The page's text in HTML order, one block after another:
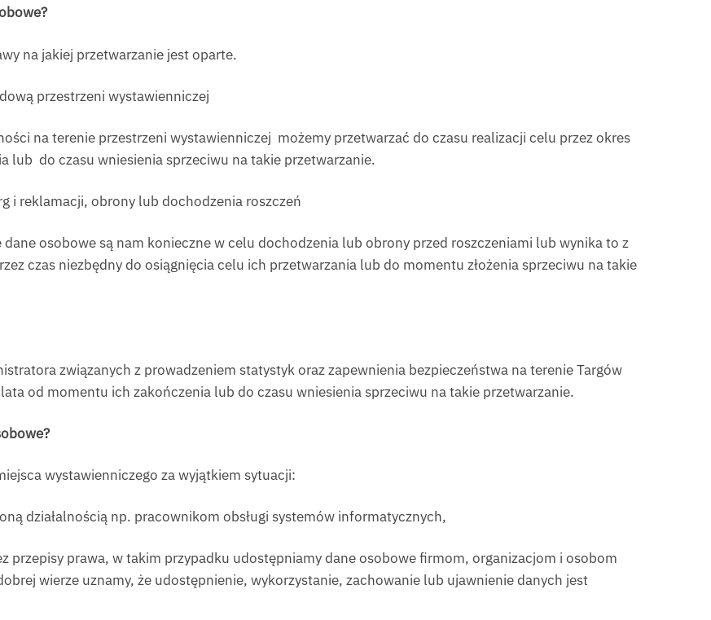
na jakiej przetwarzanie jest oparte.
przestrzeni wystawienniczej
na terenie przestrzeni wystawienniczej możemy przetwarzać do czasu realizacji celu przez okres
lub do czasu wniesienia sprzeciwu na takie przetwarzanie.
i reklamacji, obrony lub dochodzenia roszczeń
osobowe są nam konieczne w celu dochodzenia lub obrony przed roszczeniami lub wynika to z
czas niezbędny do osiągnięcia celu ich przetwarzania lub do momentu złożenia sprzeciwu na takie
związanych z prowadzeniem statystyk oraz zapewnienia bezpieczeństwa na terenie Targów
od momentu ich zakończenia lub do czasu wniesienia sprzeciwu na takie przetwarzanie.
wystawienniczego za wyjątkiem sytuacji:
działalnością np. pracownikom obsługi systemów informatycznych,
przepisy prawa, w takim przypadku udostępniamy dane osobowe firmom, organizacjom i osobom
wierze uznamy, że udostępnienie, wykorzystanie, zachowanie lub ujawnienie danych jest